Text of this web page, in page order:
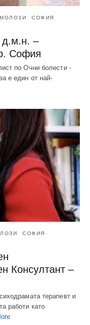
СОФИЯ
д.м.н. –
София
по Очни болести -
е един от най-
СОФИЯ
Консултант –
терапевт и
работи като